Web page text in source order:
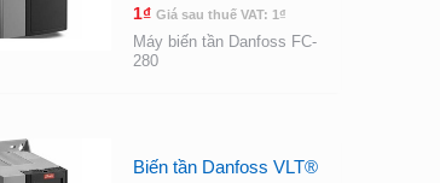
1₫ Giá sau thuế VAT: 1 ₫
Máy biến tần Danfoss FC-
280
Biến tần Danfoss VLT®